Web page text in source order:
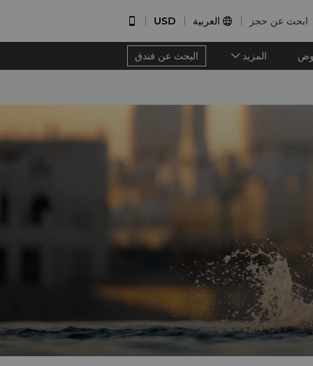
ابحث عن حجز  العربية USD

المزيد البحث عن فندق